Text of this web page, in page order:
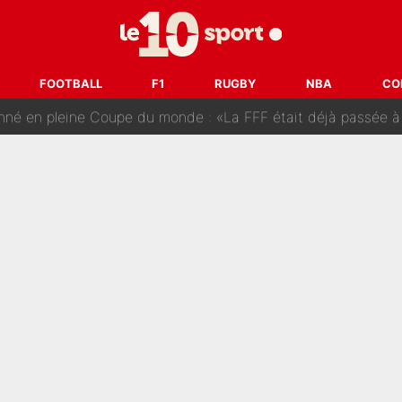
FOOTBALL F1 RUGBY NBA
: Ces autres joueurs du XV de France pourraient aussi quitter le Stade
changent de chaîne : beIN SPORTS ne digère pas cette décision
en pleine Coupe du monde : «La FFF était déjà passée